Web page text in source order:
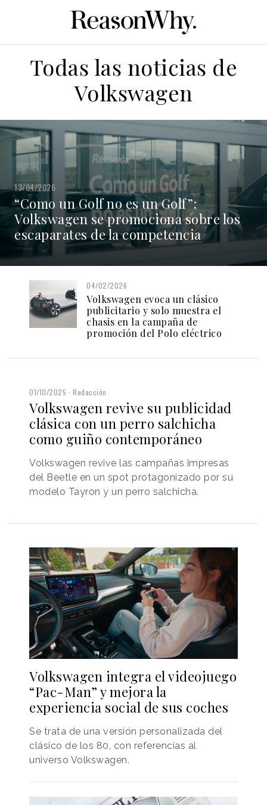
Todas las noticias de
Volkswagen
13/04/2026
“Como un Golf no es un Golf”:
Volkswagen se promociona sobre los
escaparates de la competencia
04/02/2026
Volkswagen evoca un clásico
publicitario y solo muestra el
chasis en la campaña de
promoción del Polo eléctrico
01/10/2025 Redacción
Volkswagen revive su publicidad
clásica con un perro salchicha
como guiño contemporáneo
Volkswagen revive las campañas impresas
del Beetle en un spot protagonizado por su
modelo Tayron y un perro salchicha.
Volkswagen integra el videojuego
“Pac-Man” y mejora la
experiencia social de sus coches
Se trata de una versión personalizada del
clásico de los 80, con referencias al
universo Volkswagen.